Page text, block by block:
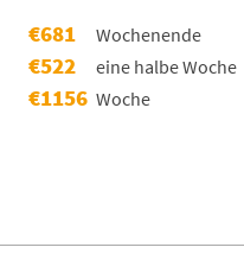
€681 Wochenende
€522 eine halbe Woche
€1156 Woche